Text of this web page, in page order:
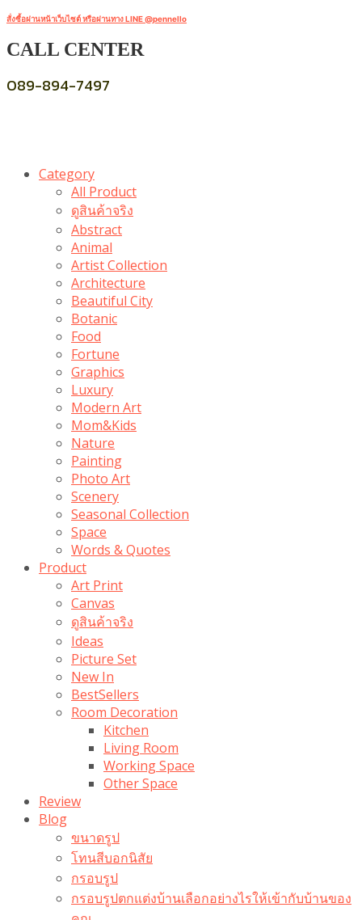
สั่งซื้อผ่านหน้าเว็บไซต์ หรือผ่านทาง LINE @pennello
CALL CENTER
089-894-7497
Category
All Product
ดูสินค้าจริง
Abstract
Animal
Artist Collection
Architecture
Beautiful City
Botanic
Food
Fortune
Graphics
Luxury
Modern Art
Mom&Kids
Nature
Painting
Photo Art
Scenery
Seasonal Collection
Space
Words & Quotes
Product
Art Print
Canvas
ดูสินค้าจริง
Ideas
Picture Set
New In
BestSellers
Room Decoration
Kitchen
Living Room
Working Space
Other Space
Review
Blog
ขนาดรูป
โทนสีบอกนิสัย
กรอบรูป
กรอบรูปตกแต่งบ้านเลือกอย่างไรให้เข้ากับบ้านของ